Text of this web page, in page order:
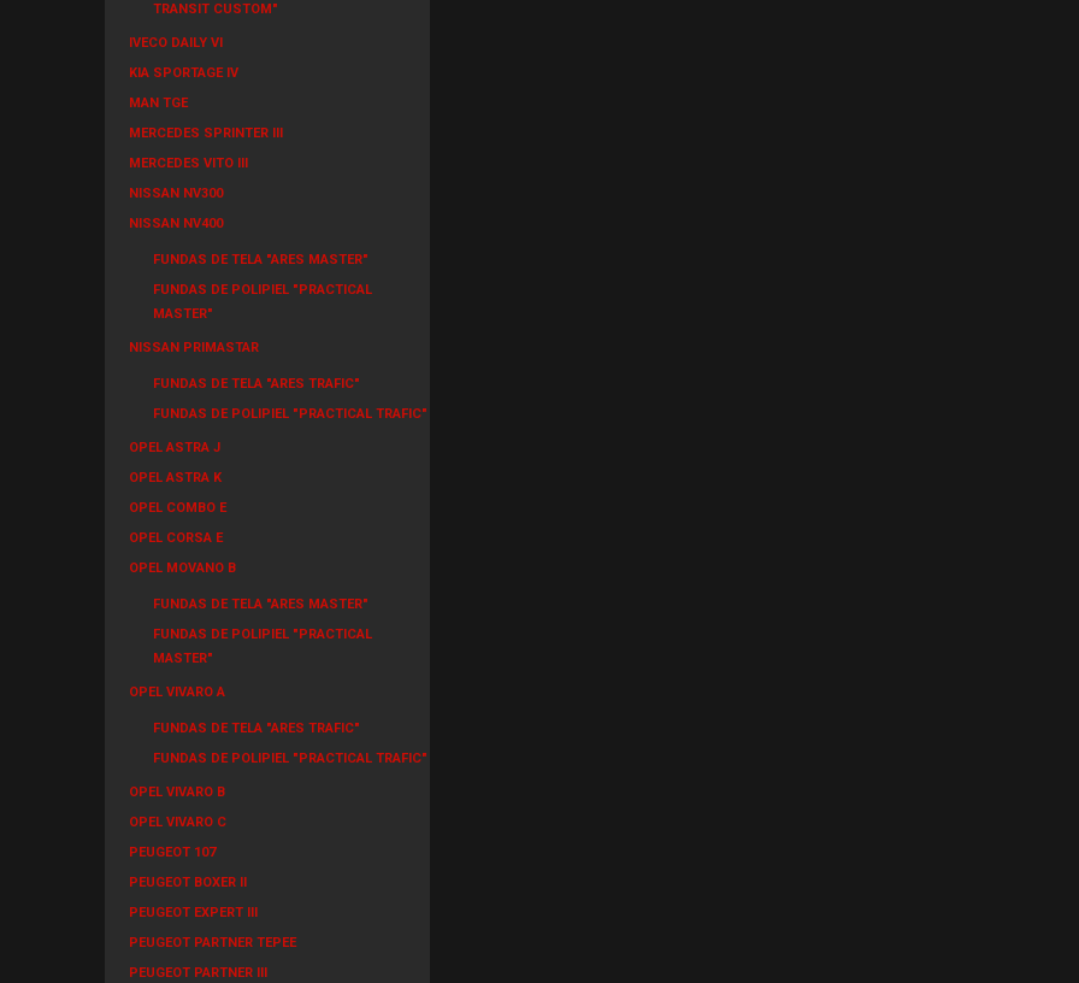
TRANSIT CUSTOM"
IVECO DAILY VI
KIA SPORTAGE IV
MAN TGE
MERCEDES SPRINTER III
MERCEDES VITO III
NISSAN NV300
NISSAN NV400
FUNDAS DE TELA "ARES MASTER"
FUNDAS DE POLIPIEL "PRACTICAL
MASTER"
NISSAN PRIMASTAR
FUNDAS DE TELA "ARES TRAFIC"
FUNDAS DE POLIPIEL "PRACTICAL TRAFIC"
OPEL ASTRA J
OPEL ASTRA K
OPEL COMBO E
OPEL CORSA E
OPEL MOVANO B
FUNDAS DE TELA "ARES MASTER"
FUNDAS DE POLIPIEL "PRACTICAL
MASTER"
OPEL VIVARO A
FUNDAS DE TELA "ARES TRAFIC"
FUNDAS DE POLIPIEL "PRACTICAL TRAFIC"
OPEL VIVARO B
OPEL VIVARO C
PEUGEOT 107
PEUGEOT BOXER II
PEUGEOT EXPERT III
PEUGEOT PARTNER TEPEE
PEUGEOT PARTNER III